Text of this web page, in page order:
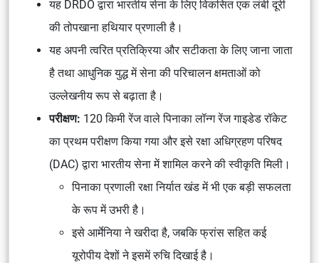
यह DRDO द्वारा भारतीय सेना के लिए विकसित एक लंबी दूरी
की तोपखाना हथियार प्रणाली है।
यह अपनी त्वरित प्रतिक्रिया और सटीकता के लिए जाना जाता
है तथा आधुनिक युद्ध में सेना की परिचालन क्षमताओं को
उल्लेखनीय रूप से बढ़ाता है।
परीक्षण: 120 किमी रेंज वाले पिनाका लॉन्ग रेंज गाइडेड रॉकेट
का प्रथम परीक्षण किया गया और इसे रक्षा अधिग्रहण परिषद
(DAC) द्वारा भारतीय सेना में शामिल करने की स्वीकृति मिली।
पिनाका प्रणाली रक्षा निर्यात खंड में भी एक बड़ी सफलता
के रूप में उभरी है।
इसे आर्मेनिया ने खरीदा है, जबकि फ्रांस सहित कई
यूरोपीय देशों ने इसमें रुचि दिखाई है।